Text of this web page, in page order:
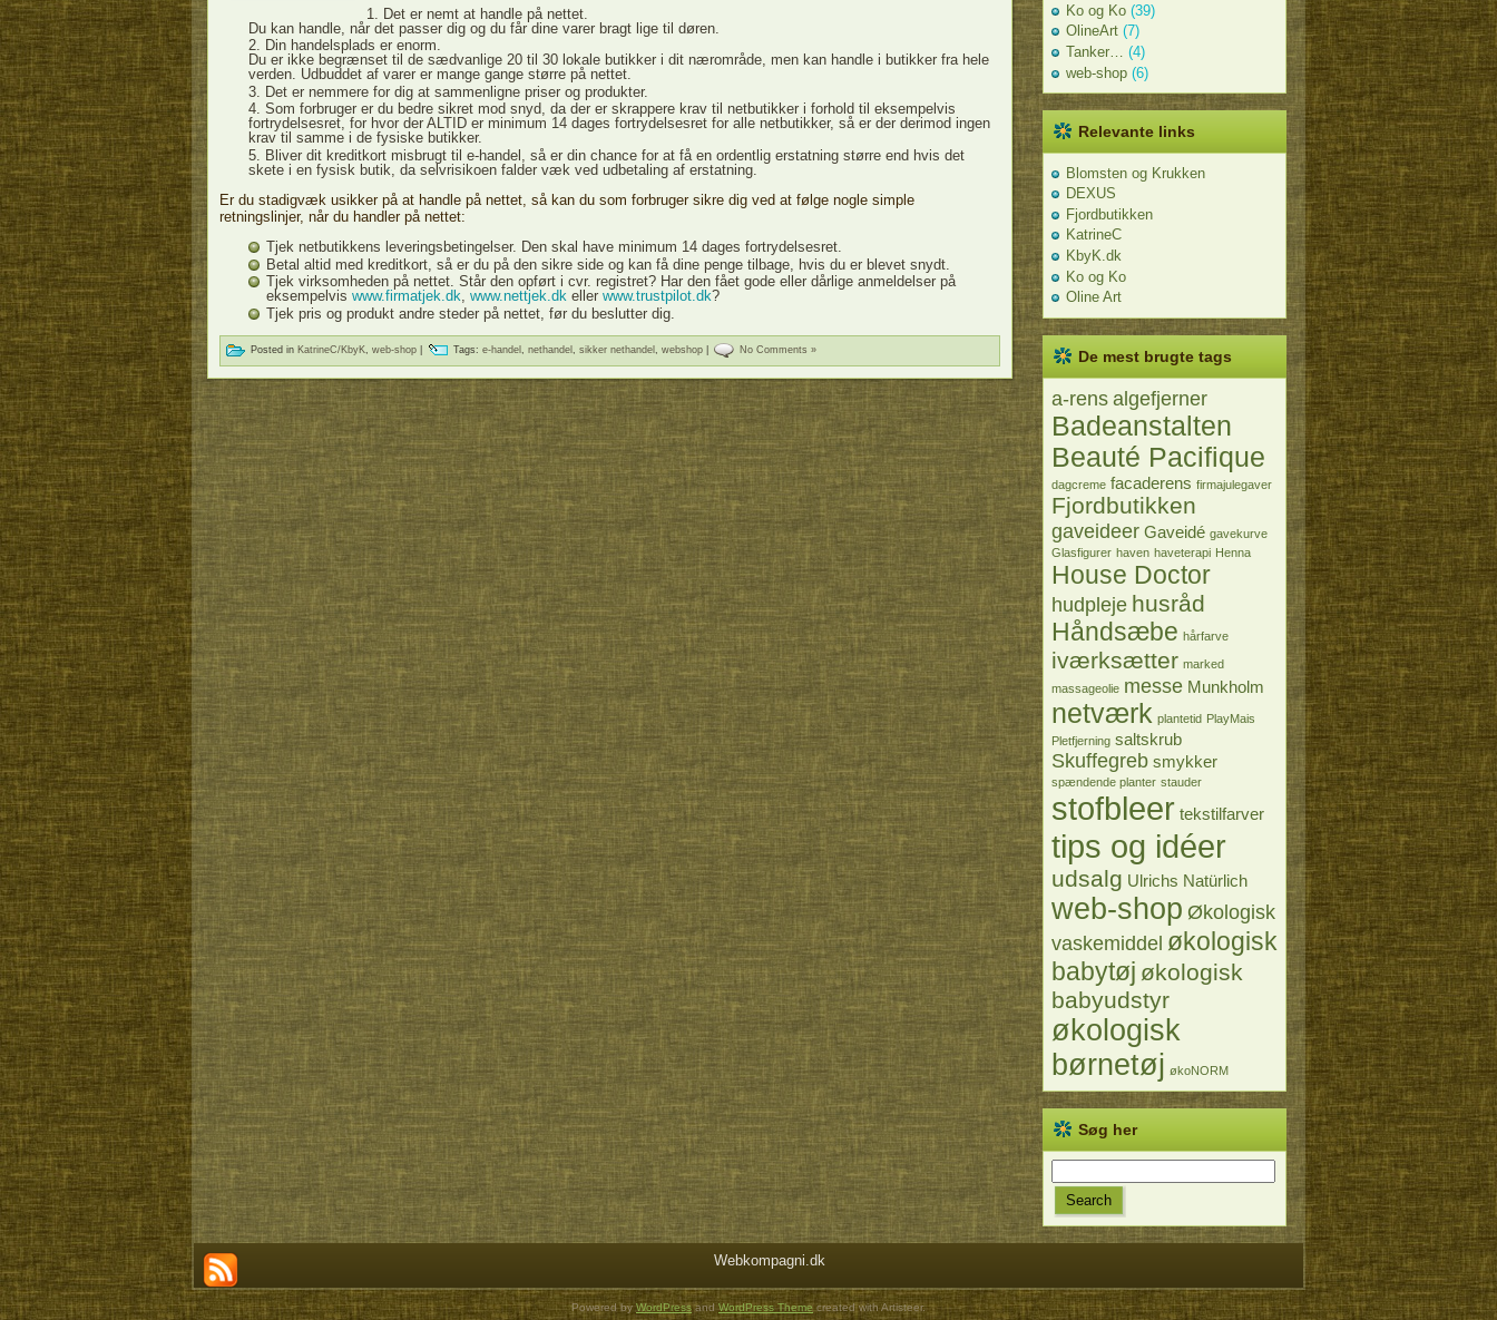
Det er nemt at handle på nettet.
Du kan handle, når det passer dig og du får dine varer bragt lige til døren.
Din handelsplads er enorm.
Du er ikke begrænset til de sædvanlige 20 til 30 lokale butikker i dit nærområde, men kan handle i butikker fra hele
verden. Udbuddet af varer er mange gange større på nettet.
Det er nemmere for dig at sammenligne priser og produkter.
Som forbruger er du bedre sikret mod snyd, da der er skrappere krav til netbutikker i forhold til eksempelvis
fortrydelsesret, for hvor der ALTID er minimum 14 dages fortrydelsesret for alle netbutikker, så er der derimod ingen
krav til samme i de fysiske butikker.
Bliver dit kreditkort misbrugt til e-handel, så er din chance for at få en ordentlig erstatning større end hvis det
skete i en fysisk butik, da selvrisikoen falder væk ved udbetaling af erstatning.
Er du stadigvæk usikker på at handle på nettet, så kan du som forbruger sikre dig ved at følge nogle simple
retningslinjer, når du handler på nettet:
Tjek netbutikkens leveringsbetingelser. Den skal have minimum 14 dages fortrydelsesret.
Betal altid med kreditkort, så er du på den sikre side og kan få dine penge tilbage, hvis du er blevet snydt.
Tjek virksomheden på nettet. Står den opført i cvr. registret? Har den fået gode eller dårlige anmeldelser på
eksempelvis www.firmatjek.dk, www.nettjek.dk eller www.trustpilot.dk?
Tjek pris og produkt andre steder på nettet, før du beslutter dig.
Posted in KatrineC/KbyK, web-shop Tags: e-handel , nethandel , sikker nethandel , webshop No Comments »
Ko og Ko (39)
OlineArt (7)
Tanker…
(4)
web-shop (6)
Relevante links
Blomsten og Krukken
DEXUS
Fjordbutikken
KatrineC
KbyK.dk
Ko og Ko
Oline Art
De mest brugte tags
a-rensalgefjerner
Badeanstalten
Beauté Pacifique
dagcreme facaderens firmajulegaver
Fjordbutikken
gaveideer Gaveidé gavekurve
Glasfigurer haven haveterapi Henna
House Doctor
hudpleje husråd
Håndsæbe hårfarve
iværksætter marked
massageolie messe Munkholm
netværk plantetid PlayMais
Pletfjerning saltskrub
Skuffegreb smykker
spændende planter stauder
stofbleer tekstilfarver
tips og idéer
udsalg Ulrichs Natürlich
web-shop Økologisk
vaskemiddel økologisk
babytøj økologisk
babyudstyr
økologisk
børnetøj økoNORM
Søg her
Webkompagni.dk
Powered byWordPressand WordPress Themecreated with Artisteer.